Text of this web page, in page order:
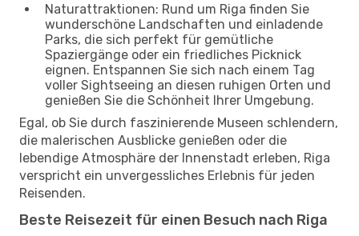
Naturattraktionen: Rund um Riga finden Sie
wunderschöne Landschaften und einladende
Parks, die sich perfekt für gemütliche
Spaziergänge oder ein friedliches Picknick
eignen. Entspannen Sie sich nach einem Tag
voller Sightseeing an diesen ruhigen Orten und
genießen Sie die Schönheit Ihrer Umgebung.
Egal, ob Sie durch faszinierende Museen schlendern,
die malerischen Ausblicke genießen oder die
lebendige Atmosphäre der Innenstadt erleben, Riga
verspricht ein unvergessliches Erlebnis für jeden
Reisenden.
Beste Reisezeit für einen Besuch nach Riga